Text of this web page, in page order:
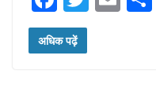
a
c
अधिक पढ़ें